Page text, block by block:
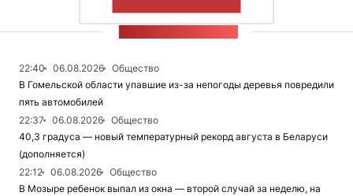
22:40 06.08.2026
Общество
В Гомельской области упавшие из-за непогоды деревья повредили
пять автомобилей
22:37
06.08.2026
Общество
40,3 градуса — новый температурный рекорд августа в Беларуси
(дополняется)
22:12
06.08.2026
Общество
В Мозыре ребенок выпал из окна — второй случай за неделю, на